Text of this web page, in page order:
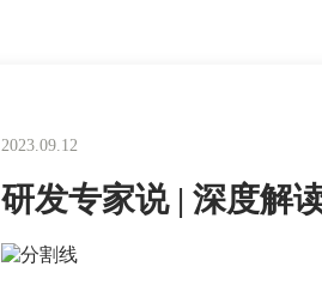
2023.09.12
研发专家说 | 深度解